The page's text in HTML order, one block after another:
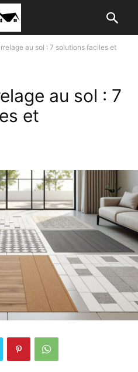
au sol : 7 solutions faciles et
au sol : 7
et